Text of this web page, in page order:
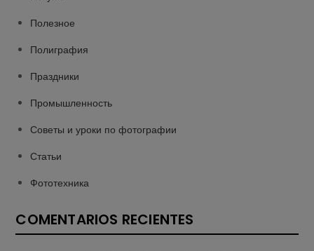
Полезное
Полиграфия
Праздники
Промышленность
Советы и уроки по фотографии
Статьи
Фототехника
COMENTARIOS RECIENTES